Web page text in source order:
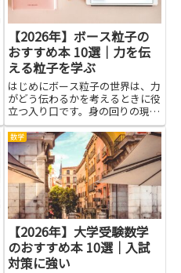
【2026年】ボース粒子の
おすすめ本 10選｜力を伝
える粒子を学ぶ
はじめにボース粒子の世界は、力
がどう伝わるかを考えるときに役
立つ入り口です。身の回りの現象
をつなげて説明できるので、中学
生にも分かりやすい言葉で学べま
す。難解な数式を追う前に、粒子
がどう動くと物が動くのか、光が
どう届くのかといった基本を感
じ...
数学
【2026年】大学受験数学
のおすすめ本 10選｜入試
対策に強い